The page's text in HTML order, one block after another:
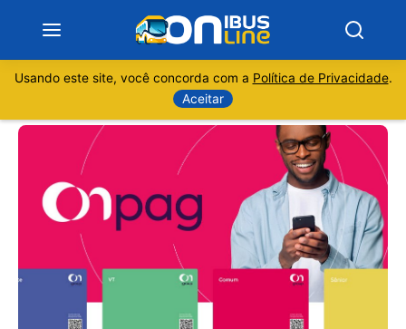
Minas Gerais
São Paulo
Rio de Janeiro
Usando este site, você concorda com a Política de Privacidade.
Aceitar